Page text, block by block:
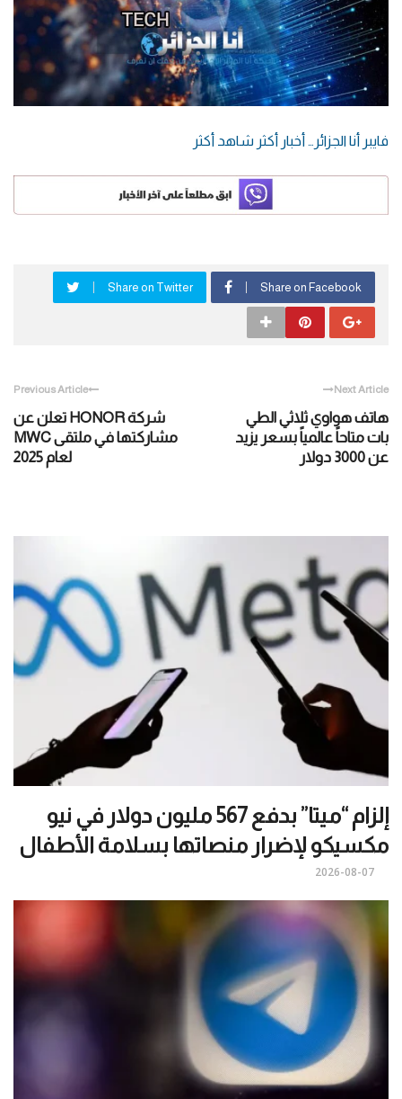
فايبر أنا الجزائر… أخبار أكثر شاهد أكثر
Share on Facebook
Share on Twitter
Previous Article
شركة HONOR تعلن عن
مشاركتها في ملتقى MWC
لعام 2025
Next Article
هاتف هواوي ثلاثي الطي
بات متاحاً عالمياً بسعر يزيد
عن 3000 دولار
إلزام “ميتا” بدفع 567 مليون دولار في نيو
مكسيكو لإضرار منصاتها بسلامة الأطفال
2026-08-07